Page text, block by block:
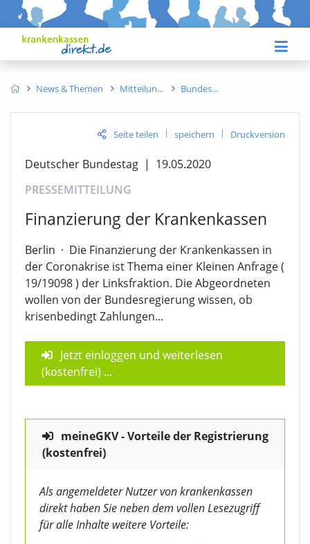
News & Themen Mitteilun Bundes
Seite teilen | speichern | Druckversion
Deutscher Bundestag | 19.05.2020
PRESSEMITTEILUNG
Finanzierung der Krankenkassen
Berlin · Die Finanzierung der Krankenkassen in
der Coronakrise ist Thema einer Kleinen Anfrage (
19/19098 ) der Linksfraktion. Die Abgeordneten
wollen von der Bundesregierung wissen, ob
krisenbedingt Zahlungen...
Jetzt einloggen und weiterlesen
(kostenfrei) ...
meineGKV - Vorteile der Registrierung
(kostenfrei)
Als angemeldeter Nutzer von krankenkassen
direkt haben Sie neben dem vollen Lesezugriff
für alle Inhalte weitere Vorteile: